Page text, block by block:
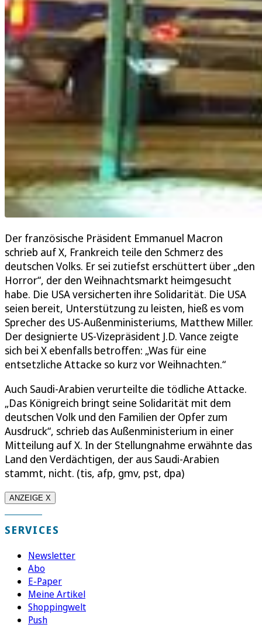
Der französische Präsident Emmanuel Macron
schrieb auf X, Frankreich teile den Schmerz des
deutschen Volks. Er sei zutiefst erschüttert über „den
Horror“, der den Weihnachtsmarkt heimgesucht
habe. Die USA versicherten ihre Solidarität. Die USA
seien bereit, Unterstützung zu leisten, hieß es vom
Sprecher des US-Außenministeriums, Matthew Miller.
Der designierte US-Vizepräsident J.D. Vance zeigte
sich bei X ebenfalls betroffen: „Was für eine
entsetzliche Attacke so kurz vor Weihnachten.“
Auch Saudi-Arabien verurteilte die tödliche Attacke.
„Das Königreich bringt seine Solidarität mit dem
deutschen Volk und den Familien der Opfer zum
Ausdruck“, schrieb das Außenministerium in einer
Mitteilung auf X. In der Stellungnahme erwähnte das
Land den Verdächtigen, der aus Saudi-Arabien
stammt, nicht. (tis, afp, gmv, pst, dpa)
ANZEIGE X
SERVICES
Newsletter
Abo
E-Paper
Meine Artikel
Shoppingwelt
Push